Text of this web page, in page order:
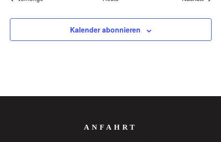
Kalender abonnieren
ANFAHRT